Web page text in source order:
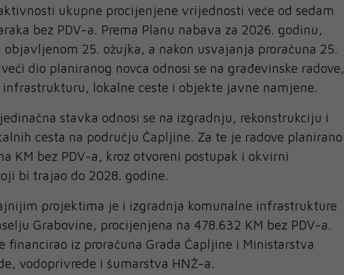
ukupne procijenjene vrijednosti veće od sedam
bez PDV-a. Prema Planu nabava za 2026. godinu,
25. ožujka, a nakon usvajanja proračuna 25.
dio planiranog novca odnosi se na građevinske radove,
lokalne ceste i objekte javne namjene.
stavka odnosi se na izgradnju, rekonstrukciju i
cesta na području Čapljine. Za te je radove planirano
KM bez PDV-a, kroz otvoreni postupak i okvirni
bi trajao do 2028. godine.
projektima je i izgradnja komunalne infrastrukture
Grabovine, procijenjena na 478.632 KM bez PDV-a.
financirao iz proračuna Grada Čapljine i Ministarstva
vodoprivrede i šumarstva HNŽ-a.